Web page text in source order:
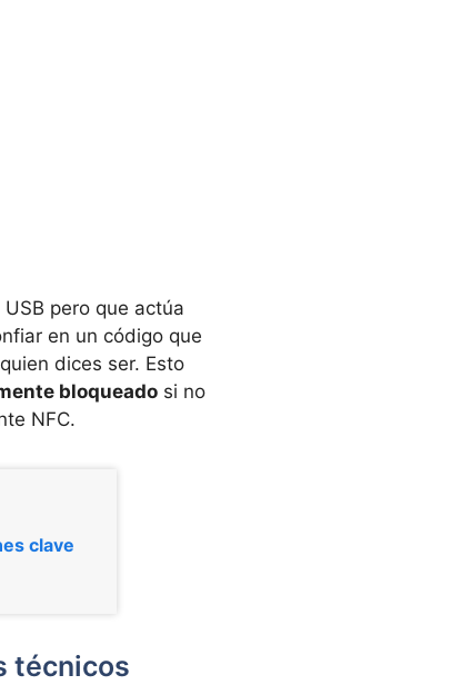
pero que actúa
en un código que
dices ser. Esto
bloqueado si no
NFC.
clave
técnicos